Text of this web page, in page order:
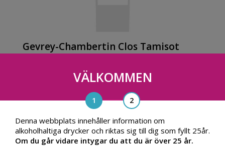
Gevrey-Chambertin Clos Tamisot
kr
TILL PRODUKT
VÄLKOMMEN
Denna webbplats innehåller information om
alkoholhaltiga drycker och riktas sig till dig som fyllt 25år.
Om du går vidare intygar du att du är över 25 år.